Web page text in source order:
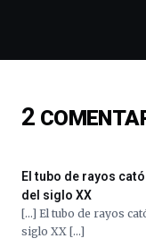
de
16
de
octubre.
La
2
El tubo de rayos
del siglo XX
[…] El tubo de rayos
siglo XX […]